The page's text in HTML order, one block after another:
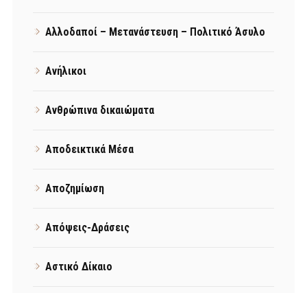
Αλλοδαποί – Μετανάστευση – Πολιτικό Άσυλο
Ανήλικοι
Ανθρώπινα δικαιώματα
Αποδεικτικά Μέσα
Αποζημίωση
Απόψεις-Δράσεις
Αστικό Δίκαιο